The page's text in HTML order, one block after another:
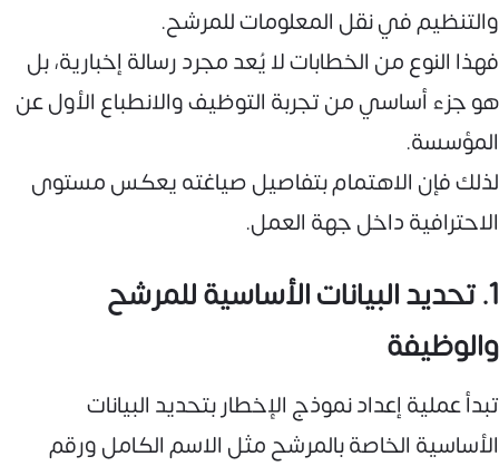
والتنظيم في نقل المعلومات للمرشح.
فهذا النوع من الخطابات لا يُعد مجرد رسالة إخبارية، بل
هو جزء أساسي من تجربة التوظيف والانطباع الأول عن
المؤسسة.
لذلك فإن الاهتمام بتفاصيل صياغته يعكس مستوى
الاحترافية داخل جهة العمل.
1. تحديد البيانات الأساسية للمرشح
والوظيفة
تبدأ عملية إعداد نموذج الإخطار بتحديد البيانات
الأساسية الخاصة بالمرشح مثل الاسم الكامل ورقم